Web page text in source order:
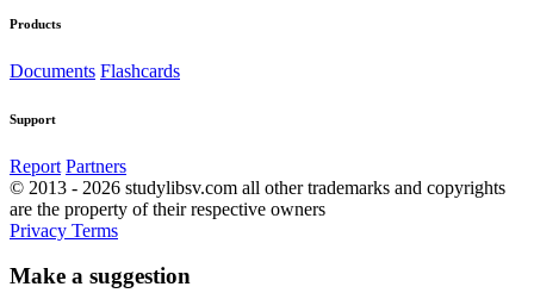
Products
Documents Flashcards
Support
Report Partners
© 2013 - 2026 studylibsv.com all other trademarks and copyrights
are the property of their respective owners
Privacy Terms
Make a suggestion